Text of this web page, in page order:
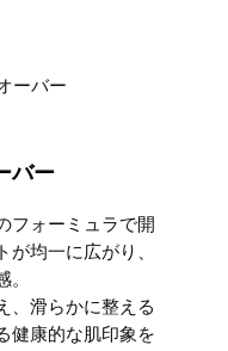
ーバー
バー
フォーミュラで開
均一に広がり、
、滑らかに整える
健康的な肌印象を